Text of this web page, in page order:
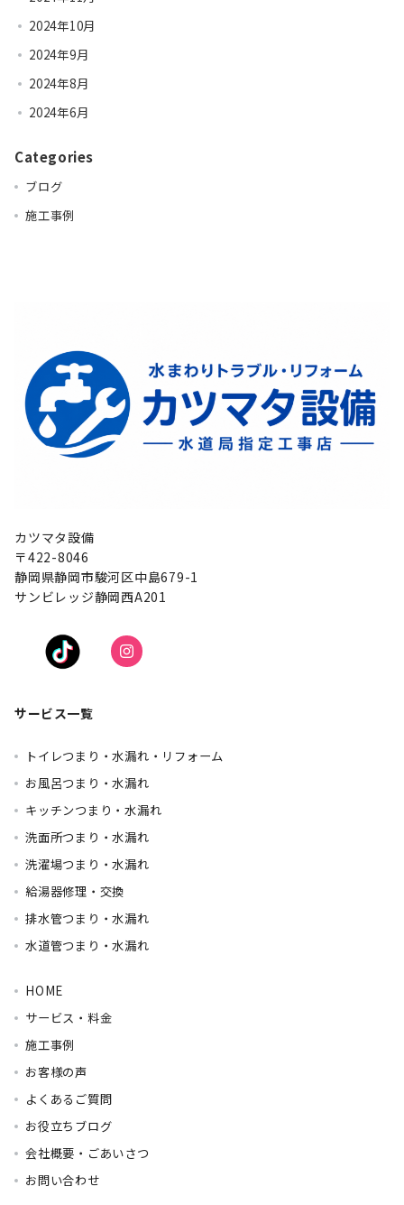
2024年10月
2024年9月
2024年8月
2024年6月
Categories
ブログ
施工事例
カツマタ設備
〒422-8046
静岡県静岡市駿河区中島679-1
サンビレッジ静岡西A201
サービス一覧
トイレつまり・水漏れ・リフォーム
お風呂つまり・水漏れ
キッチンつまり・水漏れ
洗面所つまり・水漏れ
洗濯場つまり・水漏れ
給湯器修理・交換
排水管つまり・水漏れ
水道管つまり・水漏れ
HOME
サービス・料金
施工事例
お客様の声
よくあるご質問
お役立ちブログ
会社概要・ごあいさつ
お問い合わせ